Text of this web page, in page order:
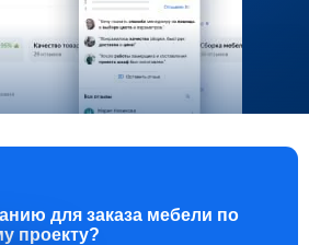
для заказа мебели по
проекту?